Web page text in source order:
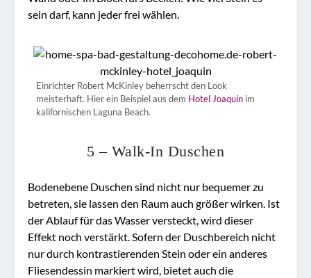
sein darf, kann jeder frei wählen.
Einrichter Robert McKinley beherrscht den Look
meisterhaft. Hier ein Beispiel aus dem Hotel Joaquin im
kalifornischen Laguna Beach.
5 – Walk-In Duschen
Bodenebene Duschen sind nicht nur bequemer zu
betreten, sie lassen den Raum auch größer wirken. Ist
der Ablauf für das Wasser versteckt, wird dieser
Effekt noch verstärkt. Sofern der Duschbereich nicht
nur durch kontrastierenden Stein oder ein anderes
Fliesendessin markiert wird, bietet auch die